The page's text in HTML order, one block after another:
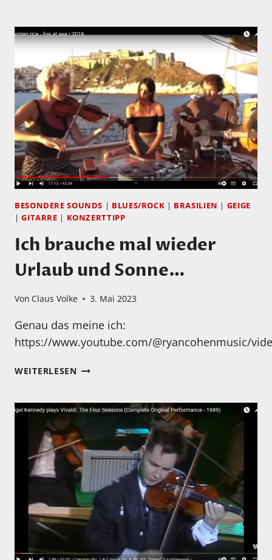
BROCK,
PHIL
MARKOWITZ,
FEAT.
JASKA
LUKKARINEN
&
VILLE
HERRALA:
STRATUS
BESONDERE SOUNDS | BLUES/ROCK | BRASILIEN | GEIGE
|GITARRE | KONZERTTIPP
Ich brauche mal wieder
Urlaub und Sonne…
Von Claus Volke 3. Mai 2023
Genau das meine ich:
https://www.youtube.com/@ryancohenmusic/
WEITERLESENICH
WIEDER
UND
SONNE…